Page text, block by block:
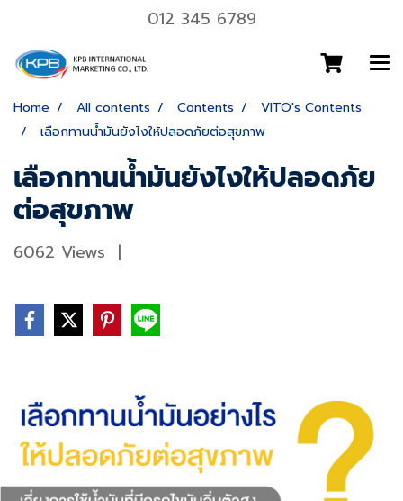
012 345 6789
Home All contents Contents
VITO's Contents
เลือกทานน้ำมันยังไงให้ปลอดภัยต่อสุขภาพ
เลือกทานน้ำมันยังไงให้ปลอดภัย
ต่อสุขภาพ
6062 Views |